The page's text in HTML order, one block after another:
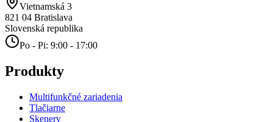
Vietnamská 3
821 04 Bratislava
Slovenská republika
Po - Pi: 9:00 - 17:00
Produkty
Multifunkčné zariadenia
Tlačiarne
Skenery